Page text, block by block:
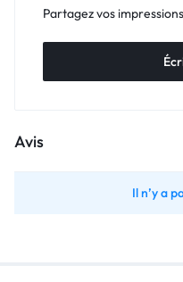
Partagez vos
Avis
Il n’y a